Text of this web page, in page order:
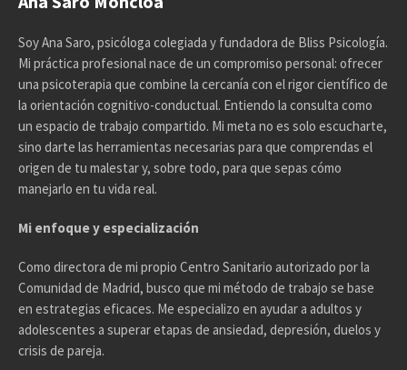
Soy Ana Saro, psicóloga colegiada y fundadora de Bliss Psicología.
Mi práctica profesional nace de un compromiso personal: ofrecer
una psicoterapia que combine la cercanía con el rigor científico de
la orientación cognitivo-conductual. Entiendo la consulta como
un espacio de trabajo compartido. Mi meta no es solo escucharte,
sino darte las herramientas necesarias para que comprendas el
origen de tu malestar y, sobre todo, para que sepas cómo
manejarlo en tu vida real.
Mi enfoque y especialización
Como directora de mi propio Centro Sanitario autorizado por la
Comunidad de Madrid, busco que mi método de trabajo se base
en estrategias eficaces. Me especializo en ayudar a adultos y
adolescentes a superar etapas de ansiedad, depresión, duelos y
crisis de pareja.